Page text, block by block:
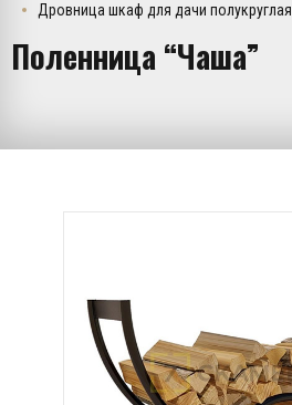
Дровница шкаф для дачи полукруглая
Поленница “Чаша”